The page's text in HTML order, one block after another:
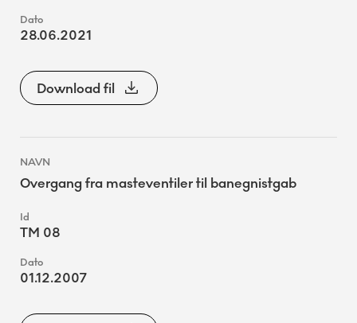
28.06.2021
Download fil
Overgang fra masteventiler til banegnistgab
TM 08
01.12.2007